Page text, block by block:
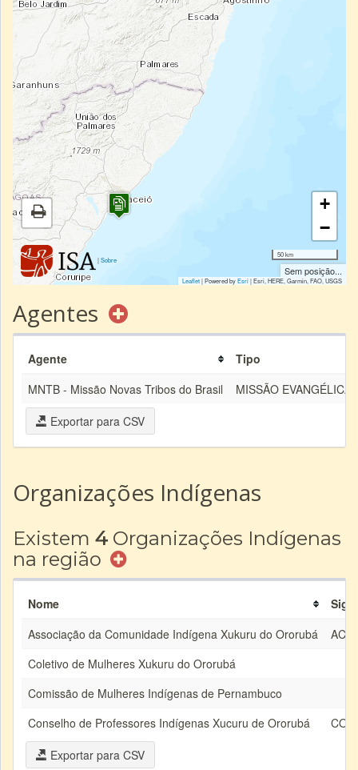
|Sobre
+
−
50 km
Sem posição...
Leaflet| Powered byEsri|Esri, HERE, Garmin, FAO, USGS
Agentes
Agente
Tipo
MNTB - Missão Novas Tribos do Brasil
MISSÃO EVANGÉLICA
Exportar para CSV
Organizações Indígenas
Existem 4 Organizações Indígenas
na região
Nome
Sigla
Associação da Comunidade Indígena Xukuru do Ororubá
Coletivo de Mulheres Xukuru do Ororubá
Comissão de Mulheres Indígenas de Pernambuco
Conselho de Professores Indígenas Xucuru de Ororubá
Exportar para CSV